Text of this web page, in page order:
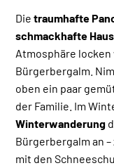
Dietraumhafte
schmackhafte
Atmosphäre
Bürgerbergalm.
oben ein paar
der Familie. Im
Winterwanderung
Bürgerbergalm an
mit den